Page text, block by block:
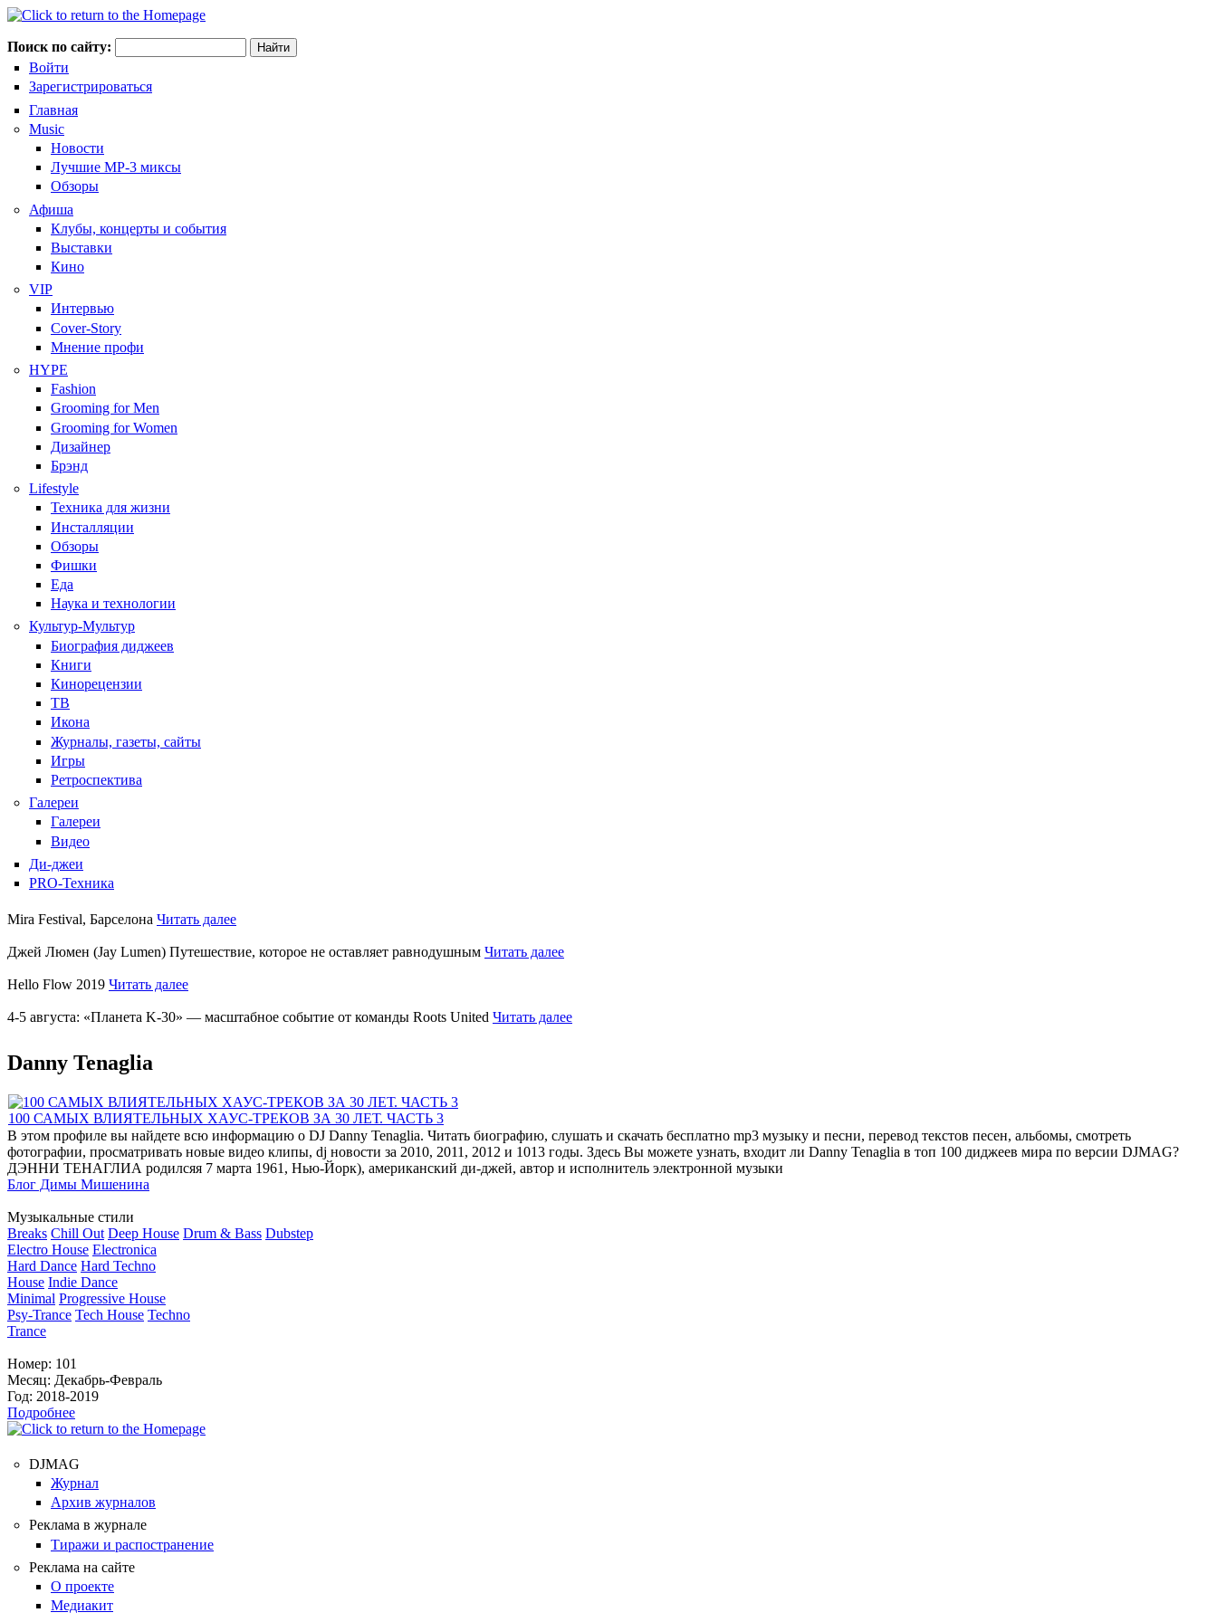
Поиск по сайту:
Войти
Зарегистрироваться
Главная
Music
Новости
Лучшие MP-3 миксы
Обзоры
Афиша
Клубы, концерты и события
Выставки
Кино
VIP
Интервью
Cover-Story
Мнение профи
HYPE
Fashion
Grooming for Men
Grooming for Women
Дизайнер
Брэнд
Lifestyle
Техника для жизни
Инсталляции
Обзоры
Фишки
Еда
Наука и технологии
Культур-Мультур
Биография диджеев
Книги
Кинорецензии
ТВ
Икона
Журналы, газеты, сайты
Игры
Ретроспектива
Галереи
Галереи
Видео
Ди-джеи
PRO-Техника
Mira Festival, Барселона Читать далее
Джей Люмен (Jay Lumen) Путешествие, которое не оставляет равнодушным Читать далее
Hello Flow 2019 Читать далее
4-5 августа: «Планета K-30» — масштабное событие от команды Roots United Читать далее
Danny Tenaglia
100 САМЫХ ВЛИЯТЕЛЬНЫХ ХАУС-ТРЕКОВ ЗА 30 ЛЕТ. ЧАСТЬ 3
В этом профиле вы найдете всю информацию о DJ Danny Tenaglia. Читать биографию, слушать и скачать бесплатно mp3 музыку и песни, перевод текстов песен, альбомы, смотреть
фотографии, просматривать новые видео клипы, dj новости за 2010, 2011, 2012 и 1013 годы. Здесь Вы можете узнать, входит ли Danny Tenaglia в топ 100 диджеев мира по версии DJMAG?
ДЭННИ ТЕНАГЛИА родилсяя 7 марта 1961, Нью-Йорк), американский ди-джей, автор и исполнитель электронной музыки
Блог Димы Мишенина
Музыкальные стили
Breaks Chill Out Deep House Drum & Bass Dubstep
Electro House Electronica
Hard Dance Hard Techno
House Indie Dance
Minimal Progressive House
Psy-Trance Tech House Techno
Trance
Номер: 101
Месяц: Декабрь-Февраль
Год: 2018-2019
Подробнее
DJMAG
Журнал
Архив журналов
Реклама в журнале
Тиражи и распостранение
Реклама на сайте
О проекте
Медиакит